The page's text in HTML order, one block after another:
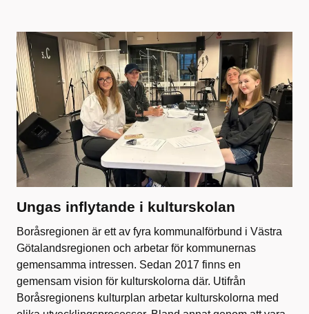
​Ungas inflytande i kulturskolan
Boråsregionen är ett av fyra kommunalförbund i Västra
Götalandsregionen och arbetar för kommunernas
gemensamma intressen. Sedan 2017 finns en
gemensam vision för kulturskolorna där. Utifrån
Boråsregionens kulturplan arbetar kulturskolorna med